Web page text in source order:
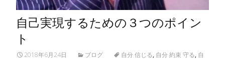
自己実現するための３つのポイン
ト
2018年6月24日 ブログ 自分 信じる, 自分 約束 守る, 自